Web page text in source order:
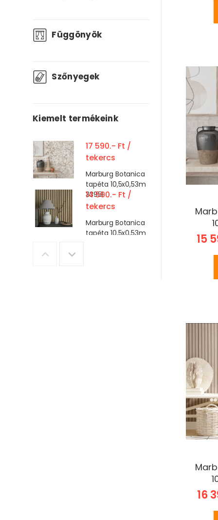
Függönyök
Szőnyegek
Kiemelt termékeink
Marburg Botanica
tapéta 10,5x0,53m
33951
17 590.- Ft /
tekercs
Marburg Botanica
tapéta 10,5x0,53m
14 590.- Ft /
tekercs
15
16